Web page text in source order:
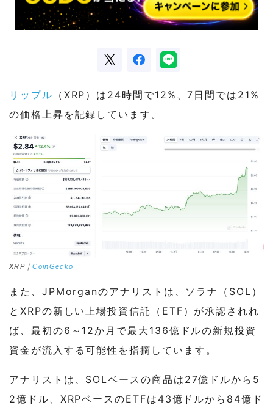
リップル （XRP）は24時間で12%、7日間では21%
の価格上昇を記録しています。
XRP｜CoinGecko
また、JPMorganのアナリストは、ソラナ（SOL）
とXRPの新しい上場投資信託（ETF）が承認されれ
ば、最初の6～12か月で最大136億ドルの新規投資
資金が流入する可能性を指摘しています。
アナリストは、SOLベースの商品は27億ドルから5
2億ドル、XRPベースのETFは43億ドルから84億ド